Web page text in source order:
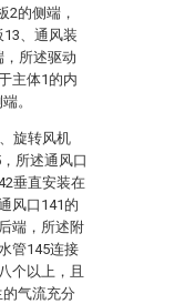
2的侧端，
、通风装
所述驱动
主体1的内
。
旋转风机
所述通风口
垂直安装在
风口141的
端，所述附
管145连接
个以上，且
气流充分